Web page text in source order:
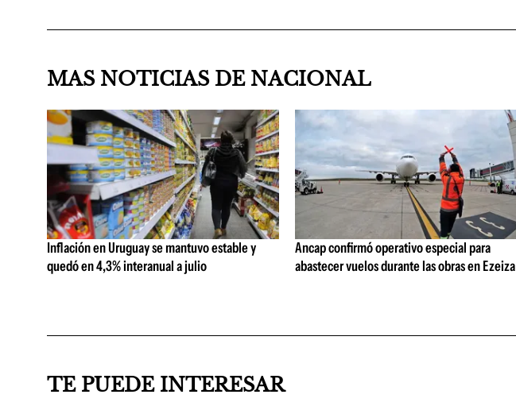
MAS NOTICIAS DE NACIONAL
Inflación en Uruguay se mantuvo estable y
quedó en 4,3% interanual a julio
Ancap confirmó operativo especial para
abastecer vuelos durante las obras en Ezeiza
TE PUEDE INTERESAR